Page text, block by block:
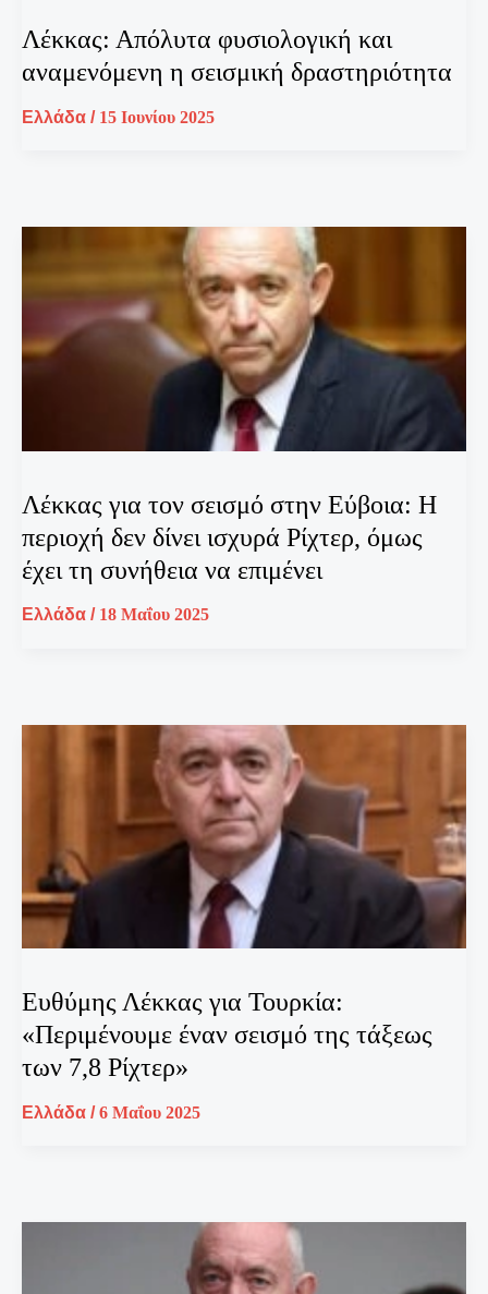
Λέκκας: Απόλυτα φυσιολογική και
αναμενόμενη η σεισμική δραστηριότητα
Ελλάδα / 15 Ιουνίου 2025
Λέκκας για τον σεισμό στην Εύβοια: Η
περιοχή δεν δίνει ισχυρά Ρίχτερ, όμως
έχει τη συνήθεια να επιμένει
Ελλάδα / 18 Μαΐου 2025
Ευθύμης Λέκκας για Τουρκία:
«Περιμένουμε έναν σεισμό της τάξεως
των 7,8 Ρίχτερ»
Ελλάδα /6 Μαΐου 2025